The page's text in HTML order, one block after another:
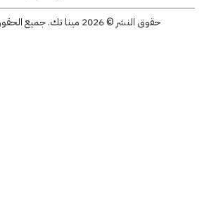
حقوق النشر © 2026 مينا تك. جميع الحقوق محفوظة.